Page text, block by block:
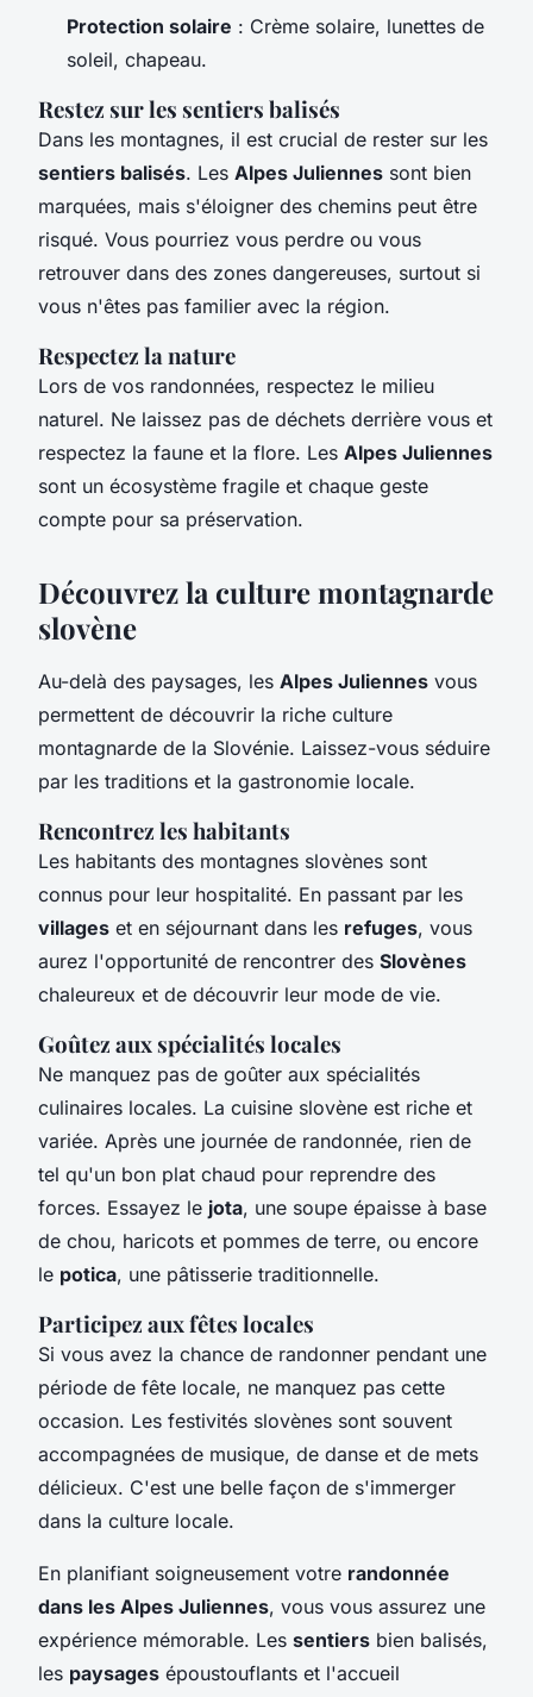
Protection solaire : Crème solaire, lunettes de
soleil, chapeau.
Restez sur les sentiers balisés
Dans les montagnes, il est crucial de rester sur les
sentiers balisés. Les Alpes Juliennes sont bien
marquées, mais s'éloigner des chemins peut être
risqué. Vous pourriez vous perdre ou vous
retrouver dans des zones dangereuses, surtout si
vous n'êtes pas familier avec la région.
Respectez la nature
Lors de vos randonnées, respectez le milieu
naturel. Ne laissez pas de déchets derrière vous et
respectez la faune et la flore. Les Alpes Juliennes
sont un écosystème fragile et chaque geste
compte pour sa préservation.
Découvrez la culture montagnarde
slovène
Au-delà des paysages, les Alpes Juliennes vous
permettent de découvrir la riche culture
montagnarde de la Slovénie. Laissez-vous séduire
par les traditions et la gastronomie locale.
Rencontrez les habitants
Les habitants des montagnes slovènes sont
connus pour leur hospitalité. En passant par les
villages et en séjournant dans les refuges, vous
aurez l'opportunité de rencontrer des Slovènes
chaleureux et de découvrir leur mode de vie.
Goûtez aux spécialités locales
Ne manquez pas de goûter aux spécialités
culinaires locales. La cuisine slovène est riche et
variée. Après une journée de randonnée, rien de
tel qu'un bon plat chaud pour reprendre des
forces. Essayez le jota, une soupe épaisse à base
de chou, haricots et pommes de terre, ou encore
le potica, une pâtisserie traditionnelle.
Participez aux fêtes locales
Si vous avez la chance de randonner pendant une
période de fête locale, ne manquez pas cette
occasion. Les festivités slovènes sont souvent
accompagnées de musique, de danse et de mets
délicieux. C'est une belle façon de s'immerger
dans la culture locale.
En planifiant soigneusement votre randonnée
dans les Alpes Juliennes, vous vous assurez une
expérience mémorable. Les sentiers bien balisés,
les paysages époustouflants et l'accueil